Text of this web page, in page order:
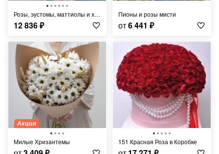
Розы, эустомы, маттиолы и хризантемы в коробке "Фарфоровая мечта"
12 836₽
Пионы и розы мисти
от6 441 ₽
Акция
Милые Хризантемы 151 Красная Роза в Коробке